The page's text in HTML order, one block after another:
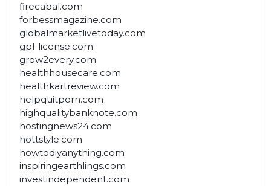
firecabal.com
forbessmagazine.com
globalmarketlivetoday.com
gpl-license.com
grow2every.com
healthhousecare.com
healthkartreview.com
helpquitporn.com
highqualitybanknote.com
hostingnews24.com
hottstyle.com
howtodiyanything.com
inspiringearthlings.com
investindependent.com